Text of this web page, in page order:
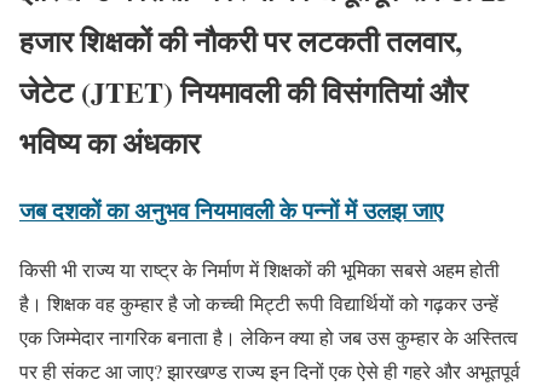
हजार शिक्षकों की नौकरी पर लटकती तलवार,
जेटेट (JTET) नियमावली की विसंगतियां और
भविष्य का अंधकार
जब दशकों का अनुभव नियमावली के पन्नों में उलझ जाए
किसी भी राज्य या राष्ट्र के निर्माण में शिक्षकों की भूमिका सबसे अहम होती
है। शिक्षक वह कुम्हार है जो कच्ची मिट्टी रूपी विद्यार्थियों को गढ़कर उन्हें
एक जिम्मेदार नागरिक बनाता है। लेकिन क्या हो जब उस कुम्हार के अस्तित्व
पर ही संकट आ जाए? झारखण्ड राज्य इन दिनों एक ऐसे ही गहरे और अभूतपूर्व